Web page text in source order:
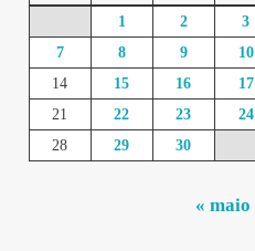
1 2 3
7
8 9 10
14
15 16 17
21
22 23 24
28
29 30
« maio